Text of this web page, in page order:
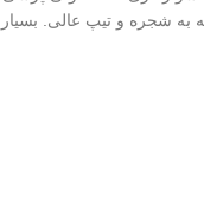
به شجره و تیپ عالی. بسیار